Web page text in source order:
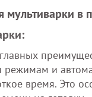
в
и
время. Это